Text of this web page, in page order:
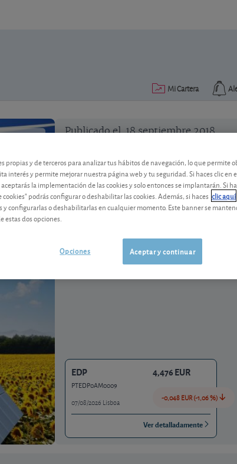
Mi Cartera
2 min. Publicado el 18 septiembre 2018
El beneficio de EDP
Según lo esperado, los resultados
EDP
PTEDP0AM0009
07/08/2026 Lisboa
4,476 EUR
-0,048 EUR (-1,06 %)
Ver detalladamente
propias y de terceros para analizar tus hábitos de navegación, lo que permite
interés y permite mejorar nuestra página web y tu seguridad. Si haces clic en
la implementación de las cookies y solo entonces se implantarán. Si
podrás configurar o deshabilitar las cookies. Además, si haces clic aquí
y configurarlas o deshabilitarlas en cualquier momento. Este banner se
estas dos opciones.
Aceptar y continuar
Opciones